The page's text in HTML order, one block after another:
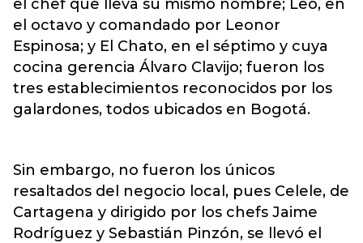
el chef que lleva su mismo nombre; Leo, en
el octavo y comandado por Leonor
Espinosa; y El Chato, en el séptimo y cuya
cocina gerencia Álvaro Clavijo; fueron los
tres establecimientos reconocidos por los
galardones, todos ubicados en Bogotá.
Sin embargo, no fueron los únicos
resaltados del negocio local, pues Celele, de
Cartagena y dirigido por los chefs Jaime
Rodríguez y Sebastián Pinzón, se llevó el